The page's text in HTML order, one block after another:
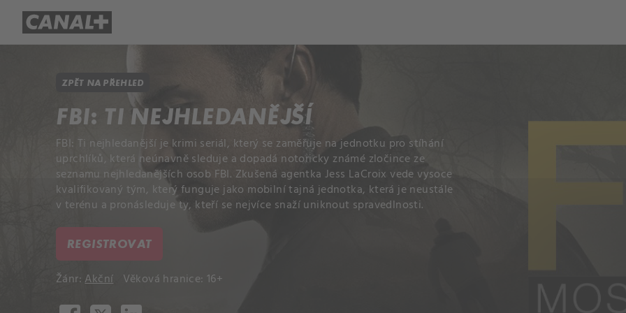
ZPĚT NA PŘEHLED
FBI: TI NEJHLEDANĚJŠÍ
FBI: Ti nejhledanější je krimi seriál, který se zaměřuje na jednotku pro stíhání
uprchlíků, která neúnavně sleduje a dopadá notoricky známé zločince ze
seznamu nejhledanějších osob FBI. Zkušená agentka Jess LaCroix vede vysoce
kvalifikovaný tým, který funguje jako mobilní tajná jednotka, která je neustále
v terénu a pronásleduje ty, kteří se nejvíce snaží uniknout spravedlnosti.
REGISTROVAT
Žánr:Akční Věková hranice: 16+